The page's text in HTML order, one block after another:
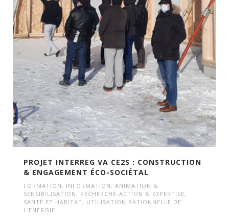
PROJET INTERREG VA CE2S : CONSTRUCTION
& ENGAGEMENT ÉCO-SOCIÉTAL
FORMATION , INFORMATION, ANIMATION &
SENSIBILISATION , RECHERCHE-ACTION & EXPERTISE,
SANTÉ ET HABITAT, UTILISATION RATIONNELLE DE
L'ENERGIE